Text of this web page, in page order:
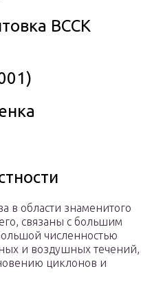
ВССК
в области знаменитого
связаны с большим
численностью
и воздушных течений,
циклонов и